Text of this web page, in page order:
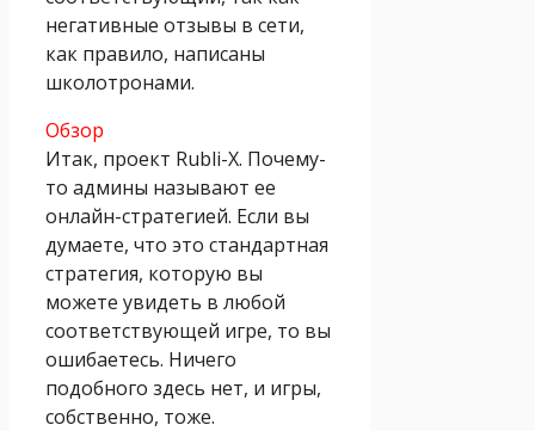
негативные отзывы в сети,
как правило, написаны
школотронами.
Обзор
Итак, проект Rubli-X. Почему-
то админы называют ее
онлайн-стратегией. Если вы
думаете, что это стандартная
стратегия, которую вы
можете увидеть в любой
соответствующей игре, то вы
ошибаетесь. Ничего
подобного здесь нет, и игры,
собственно, тоже.